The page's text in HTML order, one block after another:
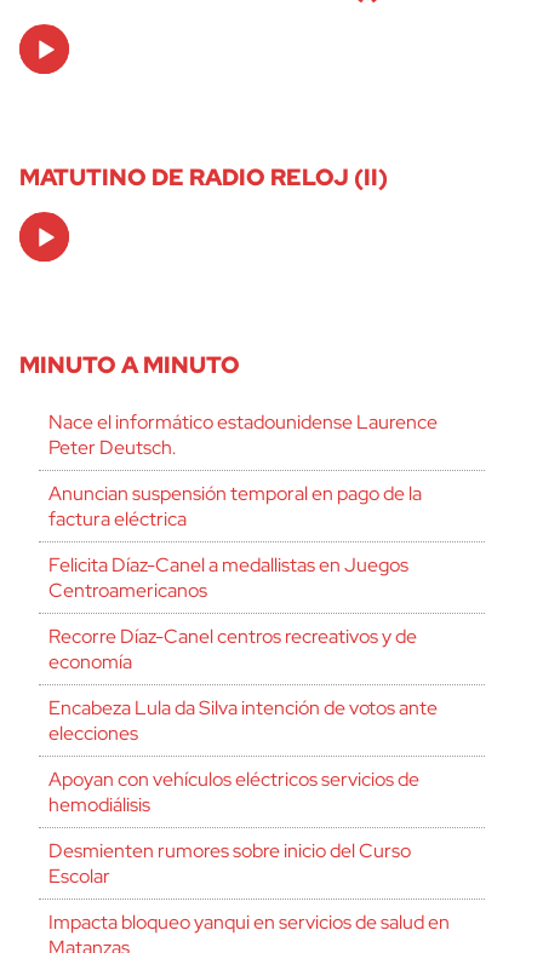
Audio
Player
MATUTINO DE RADIO RELOJ (II)
Audio
Player
MINUTO A MINUTO
Nace el informático estadounidense Laurence
Peter Deutsch.
Anuncian suspensión temporal en pago de la
factura eléctrica
Felicita Díaz-Canel a medallistas en Juegos
Centroamericanos
Recorre Díaz-Canel centros recreativos y de
economía
Encabeza Lula da Silva intención de votos ante
elecciones
Apoyan con vehículos eléctricos servicios de
hemodiálisis
Desmienten rumores sobre inicio del Curso
Escolar
Impacta bloqueo yanqui en servicios de salud en
Matanzas